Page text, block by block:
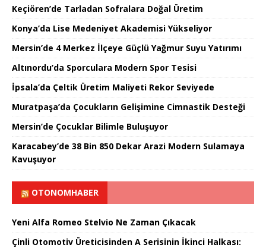
Keçiören’de Tarladan Sofralara Doğal Üretim
Konya’da Lise Medeniyet Akademisi Yükseliyor
Mersin’de 4 Merkez İlçeye Güçlü Yağmur Suyu Yatırımı
Altınordu’da Sporculara Modern Spor Tesisi
İpsala’da Çeltik Üretim Maliyeti Rekor Seviyede
Muratpaşa’da Çocukların Gelişimine Cimnastik Desteği
Mersin’de Çocuklar Bilimle Buluşuyor
Karacabey’de 38 Bin 850 Dekar Arazi Modern Sulamaya
Kavuşuyor
OTONOMHABER
Yeni Alfa Romeo Stelvio Ne Zaman Çıkacak
Çinli Otomotiv Üreticisinden A Serisinin İkinci Halkası: